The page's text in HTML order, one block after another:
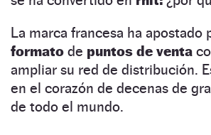
La marca francesa ha apostado
formato de puntos de venta
ampliar su red de distribución.
en el corazón de decenas de
de todo el mundo.